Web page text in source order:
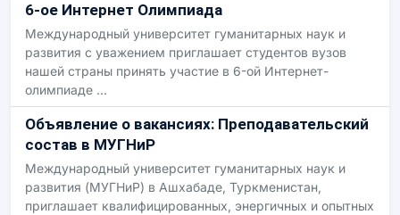
6-oe Интернет Oлимпиадa
Международный университет гуманитарных наук и
развития с уважением приглашает студентов вузов
нашей страны принять участие в 6-ой Интернет-
олимпиаде …
Объявление о вакансиях: Преподавательский
состав в МУГНиР
Международный университет гуманитарных наук и
развития (МУГНиР) в Ашхабаде, Туркменистан,
приглашает квалифицированных, энергичных и опытных